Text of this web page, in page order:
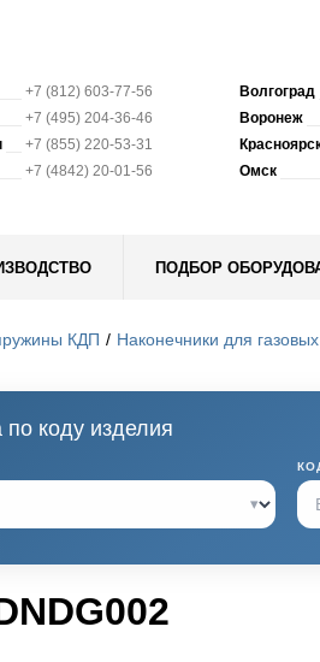
+7 (812) 603-77-56
+7 (495) 204-36-46
+7 (855) 220-53-31
+7 (4842) 20-01-56
Волгоград
Воронеж
Омск
ПОДБОР
КДП Наконечники для
по коду изделия
▾